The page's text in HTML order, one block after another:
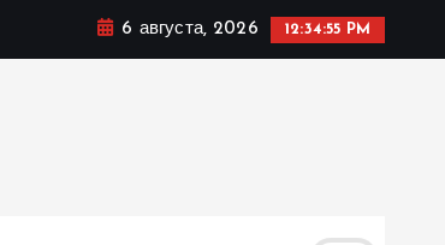
6 августа, 2026 12:34:56 PM